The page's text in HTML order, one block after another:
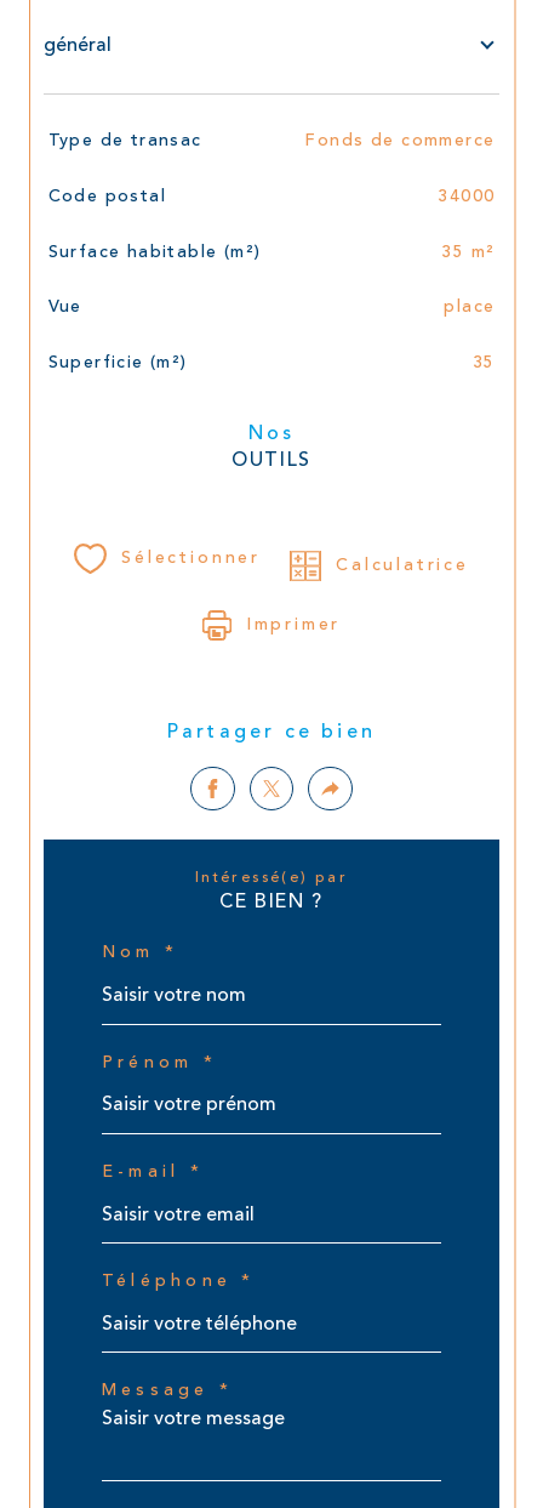
général
TRAD_SIROCCO_Caracteristique Valeurs
Type de transac Fonds de commerce
Code postal 34000
Surface habitable (m²) 35 m²
Vue place
Superficie (m²) 35
Nos
OUTILS
Sélectionner Calculatrice
Imprimer
Partager ce bien
Intéressé(e) par
CE BIEN ?
Nom *
Prénom *
E-mail *
Téléphone *
Message *